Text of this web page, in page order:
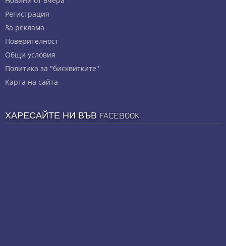
Регистрация
За реклама
Πoвepитeлнocт
Общи условия
Политика за "бисквитките"
Карта на сайта
ХАРЕСАЙТЕ НИ ВЪВ FACEBOOK